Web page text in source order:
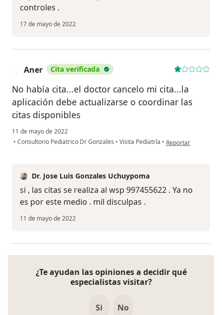
controles .
17 de mayo de 2022
Aner Cita verificada
No había cita...el doctor cancelo mi cita...la
aplicación debe actualizarse o coordinar las
citas disponibles
11 de mayo de 2022
• Consultorio Pediatrico Dr Gonzales • Visita Pediatría • en opinión del
Reportar
Dr. Jose Luis Gonzales Uchuypoma
si , las citas se realiza al wsp 997455622 . Ya no
es por este medio . mil disculpas .
11 de mayo de 2022
¿Te ayudan las opiniones a decidir qué
especialistas visitar?
Si No